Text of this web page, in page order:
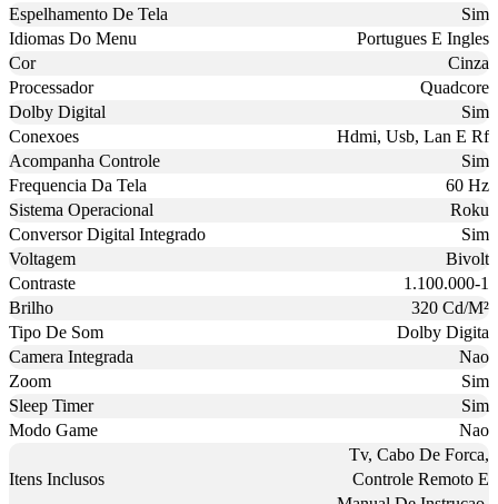
Espelhamento De Tela
Sim
Idiomas Do Menu
Portugues E Ingles
Cor
Cinza
Processador
Quadcore
Dolby Digital
Sim
Conexoes
Hdmi, Usb, Lan E Rf
Acompanha Controle
Sim
Frequencia Da Tela
60 Hz
Sistema Operacional
Roku
Conversor Digital Integrado
Sim
Voltagem
Bivolt
Contraste
1.100.000-1
Brilho
320 Cd/M²
Tipo De Som
Dolby Digita
Camera Integrada
Nao
Zoom
Sim
Sleep Timer
Sim
Modo Game
Nao
Itens Inclusos
Tv, Cabo De Forca,
Controle Remoto E